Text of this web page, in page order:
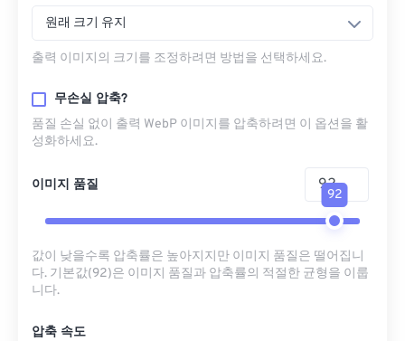
원래 크기 유지
출력 이미지의 크기를 조정하려면 방법을 선택하세요.
무손실 압축?
품질 손실 없이 출력 WebP 이미지를 압축하려면 이 옵션을 활
성화하세요.
이미지 품질
92
값이 낮을수록 압축률은 높아지지만 이미지 품질은 떨어집니
다. 기본값(92)은 이미지 품질과 압축률의 적절한 균형을 이룹
니다.
압축 속도